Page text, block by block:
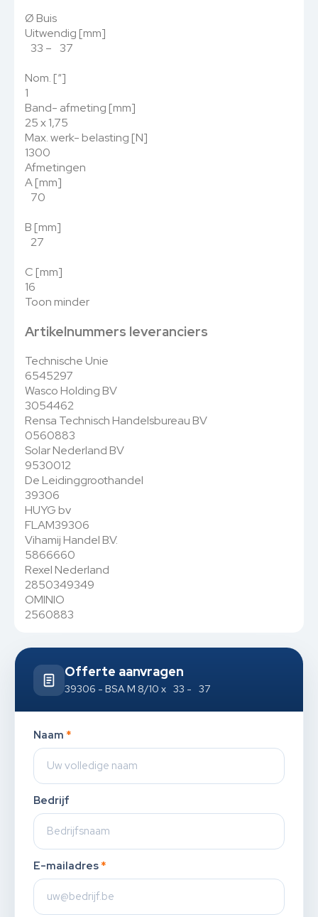
Ø Buis
Uitwendig [mm]
33 – 37
Nom. [“]
1
Band- afmeting [mm]
25 x 1,75
Max. werk- belasting [N]
1300
Afmetingen
A [mm]
70
B [mm]
27
C [mm]
16
Toon minder
Artikelnummers leveranciers
Technische Unie
6545297
Wasco Holding BV
3054462
Rensa Technisch Handelsbureau BV
0560883
Solar Nederland BV
9530012
De Leidinggroothandel
39306
HUYG bv
FLAM39306
Vihamij Handel B.V.
5866660
Rexel Nederland
2850349349
OMINIO
2560883
Offerte aanvragen
39306 - BSA M 8/10 x 33 - 37
Naam *
Bedrijf
E-mailadres *